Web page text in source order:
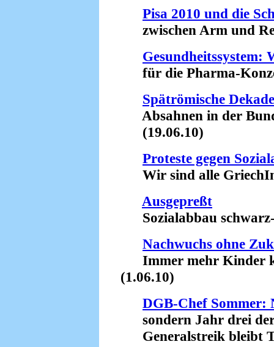
Pisa 2010 und die
zwischen Arm und
Gesundheitssystem:
für die Pharma-
Spätrömische
Absahnen in der
(19.06.10)
Proteste gegen
Wir sind alle
Ausgepreßt
Sozialabbau schwarz-
Nachwuchs ohne
Immer mehr Kinder
(1.06.10)
DGB-Chef Sommer:
sondern Jahr drei
Generalstreik bleibt